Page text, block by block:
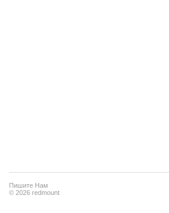
Пишите Нам
© 2026 redmount